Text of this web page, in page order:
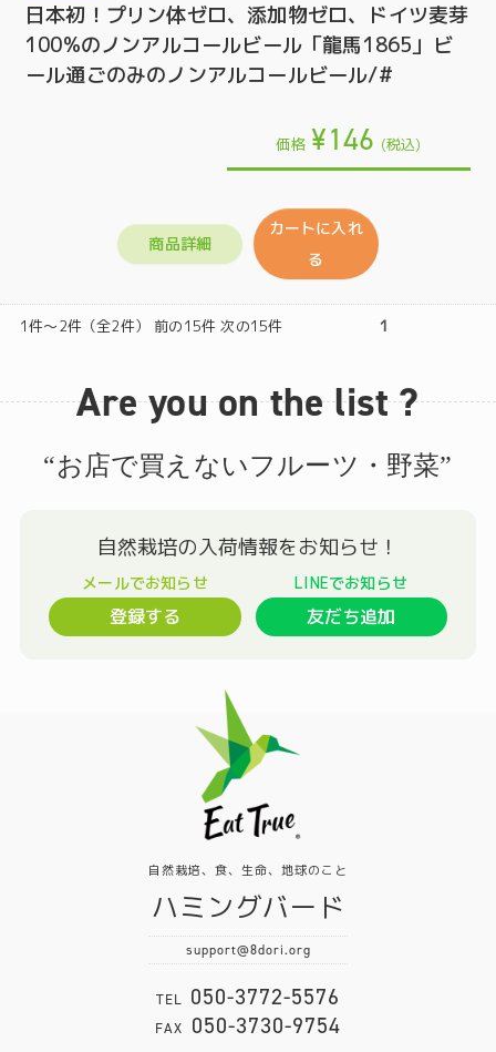
日本初！プリン体ゼロ、添加物ゼロ、ドイツ麦芽
100%のノンアルコールビール「龍馬1865」ビ
ール通ごのみのノンアルコールビール/#
価格 ¥146 (税込)
商品詳細
カートに入れ
る
1件～2件（全2件） 前の15件 次の15件 1
Are you on the list ?
“お店で買えないフルーツ・野菜”
登録する 友だち追加
自然栽培、食、生命、地球のこと
ハミングバード
support@8dori.org
TEL 050-3772-5576
FAX 050-3730-9754